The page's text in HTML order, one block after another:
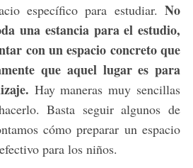
específico para estudiar.No
una estancia para el estudio,
con un espacio concreto que
que aquel lugar es para
Hay maneras muy sencillas
Basta seguir algunos de
cómo preparar un espacio
para los niños.